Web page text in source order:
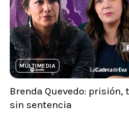
MULTIMEDIA
Brenda Quevedo: prisión,
sin sentencia